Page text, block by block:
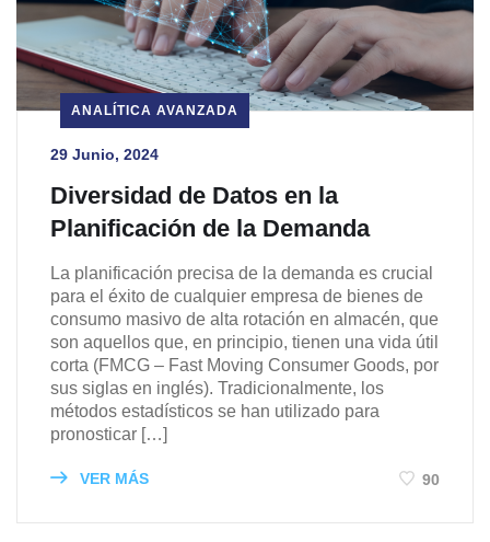
ANALÍTICA AVANZADA
29 Junio, 2024
Diversidad de Datos en la
Planificación de la Demanda
La planificación precisa de la demanda es crucial
para el éxito de cualquier empresa de bienes de
consumo masivo de alta rotación en almacén, que
son aquellos que, en principio, tienen una vida útil
corta (FMCG – Fast Moving Consumer Goods, por
sus siglas en inglés). Tradicionalmente, los
métodos estadísticos se han utilizado para
pronosticar […]
VER MÁS 90